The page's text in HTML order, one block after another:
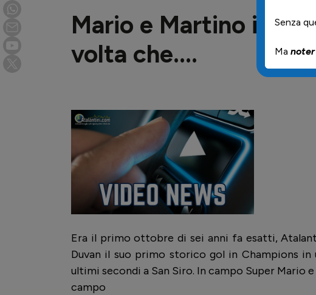
Mario e Martino in
volta che....
Era il primo ottobre di sei anni fa esatti,
Duvan il suo primo storico gol in Champions
ultimi secondi a San Siro. In campo Super Mario
campo
Senza
Ma